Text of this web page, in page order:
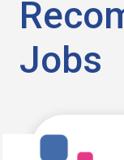
Jobs